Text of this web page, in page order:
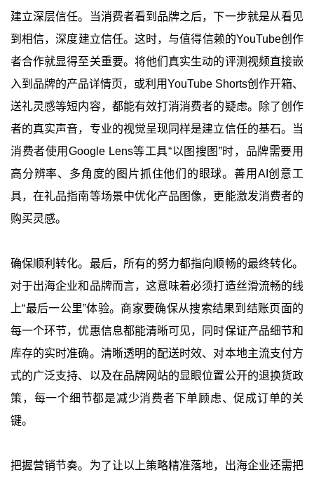
建立深层信任。当消费者看到品牌之后，下一步就是从看见
到相信，深度建立信任。这时，与值得信赖的YouTube创作
者合作就显得至关重要。将他们真实生动的评测视频直接嵌
入到品牌的产品详情页，或利用YouTube Shorts创作开箱、
送礼灵感等短内容，都能有效打消消费者的疑虑。除了创作
者的真实声音，专业的视觉呈现同样是建立信任的基石。当
消费者使用Google Lens等工具“以图搜图”时，品牌需要用
高分辨率、多角度的图片抓住他们的眼球。善用AI创意工
具，在礼品指南等场景中优化产品图像，更能激发消费者的
购买灵感。
确保顺利转化。最后，所有的努力都指向顺畅的最终转化。
对于出海企业和品牌而言，这意味着必须打造丝滑流畅的线
上“最后一公里”体验。商家要确保从搜索结果到结账页面的
每一个环节，优惠信息都能清晰可见，同时保证产品细节和
库存的实时准确。清晰透明的配送时效、对本地主流支付方
式的广泛支持、以及在品牌网站的显眼位置公开的退换货政
策，每一个细节都是减少消费者下单顾虑、促成订单的关
键。
把握营销节奏。为了让以上策略精准落地，出海企业还需把